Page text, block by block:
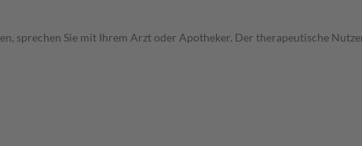
sprechen Sie mit Ihrem Arzt oder Apotheker. Der therapeutische